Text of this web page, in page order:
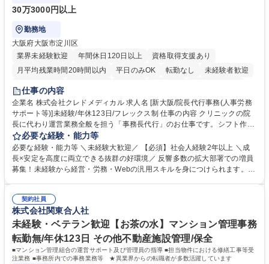
30万3000円以上
勤務地
大阪府大阪市淀川区
業界未経験歓迎
年間休日120日以上
資格取得支援あり
月平均残業時間20時間以内
平日のみOK 転勤なし
未経験者歓迎
住宅手当あり
交通費支給
駅近5分以内 土日祝休み 昼食補助あり
仕事の内容
企業名 株式会社クレドメディカル 求人名 [新大阪/院長代行事務(人事労務
サポート等)]未経験/年休123日/フレックス制 仕事の内容 クリニックの院
長に代わり運営業務全般を担う「事務長代行」のお仕事です。シフト作成
や経費処理、採用・HP管理などバックオフィス全般を企画サポート。丁
寧な実務対応で現場を支え、専門スキルを構築できます。 当社の開業医支
援のコンサルタントと連携し、開業後クリニックのバックオフィス全般を
担当します。 ＼具体的には／ ■スタッフのシフト作成、日々の経費処理 ■
です。基本は社内勤務でクリニック訪問はほとんどありません。 募集職種
[新大阪/院長代行事務(人事労務サポート等)]未経験/年休123日/フレックス
制
必要な経験・能力等
必要な経験・能力等 ＼未経験大歓迎／ 【必須】社会人経験2年以上 ＼成
長×安定を高度に両立できる抜群の好環境／ 反響多数の拡大部署での増員
募集！未経験から経営・労務・Webの汎用スキルを身につけられます。初
すさも抜群。転勤なしの新大阪本社勤務で、安定した事業基盤のもと腰を
据えて長期的キャリアを構築できます。 学歴・資格 学歴：大学院 大学 語
学力： 資格：
契約社員
株式会社関東合人社
未経験・ベテラン歓迎【お茶の水】マンション管理事務
転勤無/年休123日 その他不動産施設管理/保全
■マンション管理組合の運営サポート及び管理員の指導 ■担当物件における修繕工事等受
注業務 ■事務所内での事務業務等 ★異業界からの転職者が多数活躍しています